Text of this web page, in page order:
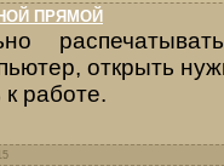
ПРЯМОЙ
открыть
к работе.